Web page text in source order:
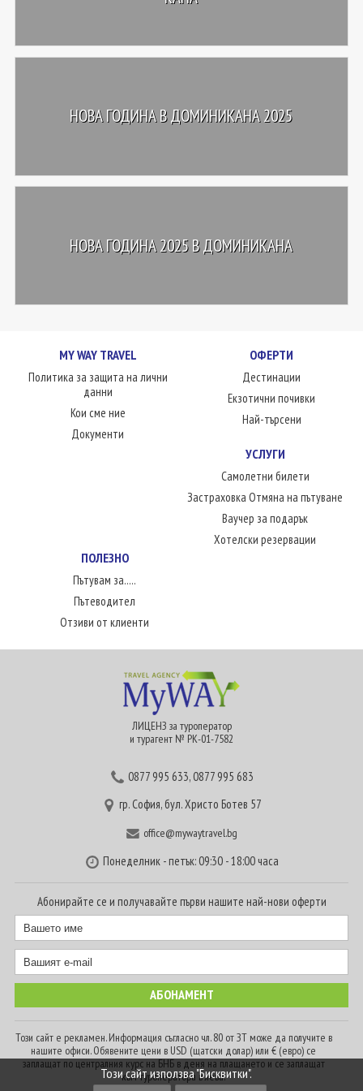
НОВА ГОДИНА В ДОМИНИКАНА 2025
НОВА ГОДИНА 2025 В ДОМИНИКАНА
MY WAY TRAVEL
Политика за защита на лични
данни
Кои сме ние
Документи
ОФЕРТИ
Дестинации
Екзотични почивки
Най-търсени
УСЛУГИ
Самолетни билети
Застраховка Отмяна на пътуване
Ваучер за подарък
Хотелски резервации
ПОЛЕЗНО
Пътувам за.....
Пътеводител
Отзиви от клиенти
ЛИЦЕНЗ за туроператор
и турагент № РК-01-7582
0877 995 633,0877 995 683
гр. София, бул. Христо Ботев 57
office@mywaytravel.bg
Понеделник - петък: 09:30 - 18:00 часа
Абонирайте се и получавайте първи нашите най-нови оферти
Този сайт е рекламен. Информация съгласно чл. 80 от ЗТ може да получите в
нашите офиси. Обявените цени в USD (щатски долар) или € (евро) се
заплащат по централния курс на БНБ в деня на плащането и се заплащат
към туроператора в лева.
Този сайт използва "Бисквитки".